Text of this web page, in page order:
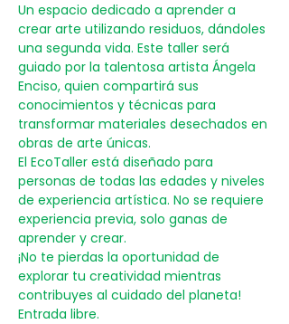
Un espacio dedicado a aprender a
crear arte utilizando residuos, dándoles
una segunda vida. Este taller será
guiado por la talentosa artista Ángela
Enciso, quien compartirá sus
conocimientos y técnicas para
transformar materiales desechados en
obras de arte únicas.
El EcoTaller está diseñado para
personas de todas las edades y niveles
de experiencia artística. No se requiere
experiencia previa, solo ganas de
aprender y crear.
¡No te pierdas la oportunidad de
explorar tu creatividad mientras
contribuyes al cuidado del planeta!
Entrada libre.